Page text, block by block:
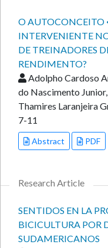
O
INTERVENIENTE
DE TREINADORES
RENDIMENTO?
Adolpho Cardoso
do Nascimento
Thamires Laranjeira
7-11
Abstract PDF
Research Article
SENTIDOS EN LA
BICICULTURA POR
SUDAMERICANOS